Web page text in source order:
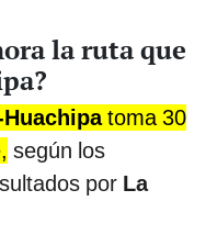
la ruta que
toma 30
según los
por La